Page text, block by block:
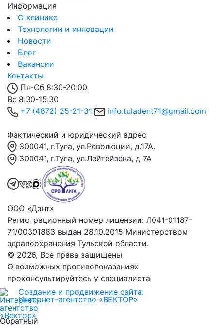
Информация
О клинике
Технологии и инновации
Новости
Блог
Вакансии
Контакты
Пн-Сб 8:30-20:00
Вс 8:30-15:30
+7 (4872) 25-21-31
info.tuladent71@gmail.com
Фактический и юридический адрес
300041, г.Тула, ул.Революции, д.17А.
300041, г.Тула, ул.Лейтейзена, д 7А
ООО «Дэнт»
Регистрационный номер лицензии: Л041-01187-
71/00301883 выдан 28.10.2015 Министерством
здравоохранения Тульской области.
© 2026, Все права защищены
О возможных противопоказаниях
проконсультируйтесь у специалиста
Создание и продвижение сайта:
Интернет-агентство «ВЕКТОР»
Обратный